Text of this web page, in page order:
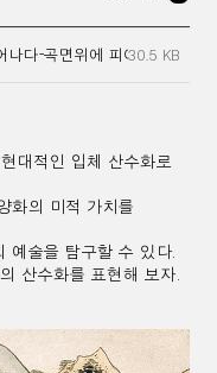
나다-곡면위에 피어난 산수화
30.5 KB
대적인 입체 산수화로
화의 미적 가치를
예술을 탐구할 수 있다.
산수화를 표현해 보자.